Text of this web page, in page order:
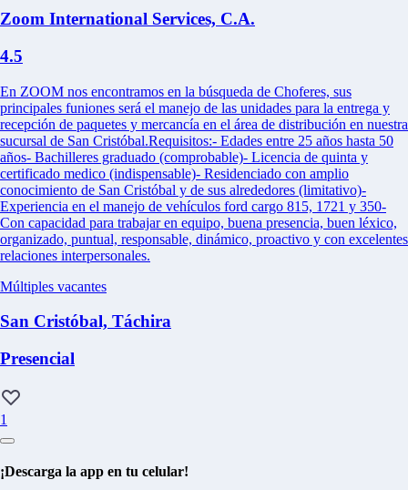
Zoom International Services, C.A.
4.5
En ZOOM nos encontramos en la búsqueda de Choferes, sus
principales funiones será el manejo de las unidades para la entrega y
recepción de paquetes y mercancía en el área de distribución en nuestra
sucursal de San Cristóbal.Requisitos:- Edades entre 25 años hasta 50
años- Bachilleres graduado (comprobable)- Licencia de quinta y
certificado medico (indispensable)- Residenciado con amplio
conocimiento de San Cristóbal y de sus alrededores (limitativo)-
Experiencia en el manejo de vehículos ford cargo 815, 1721 y 350-
Con capacidad para trabajar en equipo, buena presencia, buen léxico,
organizado, puntual, responsable, dinámico, proactivo y con excelentes
relaciones interpersonales.
Múltiples vacantes
San Cristóbal, Táchira
Presencial
1
¡Descarga la app en tu celular!